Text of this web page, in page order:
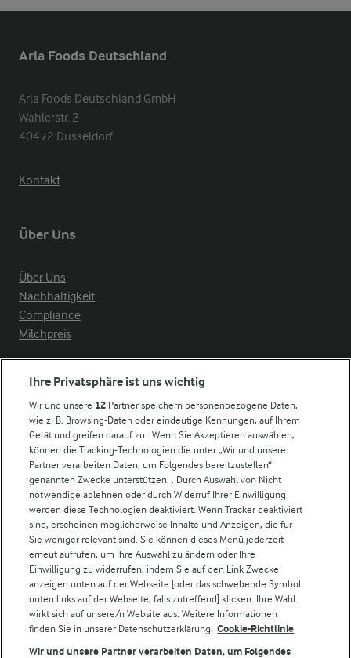
Arla Foods Deutschland
Arla Foods Deutschland GmbH
Wahlerstr. 2
40472 Düsseldorf
Kontakt
Über Uns
Über Uns
Nachhaltigkeit
Compliance
Milchpreis
Weitere Arla Websites
Castello
Lurpak
Arla Pro
Für unsere Landwirt:innen
Folge uns!
Ihre Privatsphäre ist uns wichtig
Wir und unsere 12 Partner speichern personenbezogene Daten,
wie z. B. Browsing-Daten oder eindeutige Kennungen, auf Ihrem
Gerät und greifen darauf zu . Wenn Sie Akzeptieren auswählen,
können die Tracking-Technologien die unter „Wir und unsere
Partner verarbeiten Daten, um Folgendes bereitzustellen“
genannten Zwecke unterstützen. . Durch Auswahl von Nicht
notwendige ablehnen oder durch Widerruf Ihrer Einwilligung
werden diese Technologien deaktiviert. Wenn Tracker deaktiviert
sind, erscheinen möglicherweise Inhalte und Anzeigen, die für
Sie weniger relevant sind. Sie können dieses Menü jederzeit
erneut aufrufen, um Ihre Auswahl zu ändern oder Ihre
Einwilligung zu widerrufen, indem Sie auf den Link Zwecke
anzeigen unten auf der Webseite [oder das schwebende Symbol
unten links auf der Webseite, falls zutreffend] klicken. Ihre Wahl
wirkt sich auf unsere/n Website aus. Weitere Informationen
finden Sie in unserer Datenschutzerklärung. Cookie-Richtlinie
Wir und unsere Partner verarbeiten Daten, um Folgendes